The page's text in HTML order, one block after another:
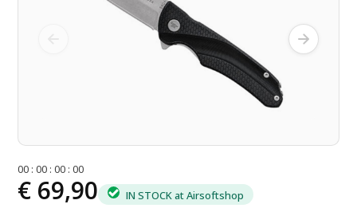
00 :00 :00 :00
€ 69,90 IN STOCK at Airsoftshop